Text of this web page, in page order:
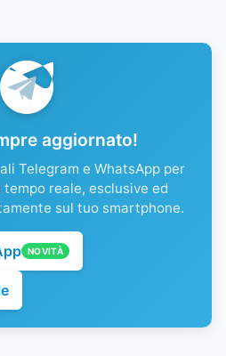
aggiornato!
Telegram e WhatsApp per
reale, esclusive ed
sul tuo smartphone.
NOVITÀ